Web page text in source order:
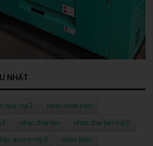
NHẤT
hoa mp3 nhac nhat ban
nhac thai lan nhac thai lan mp3
au my mp3 nhac latin